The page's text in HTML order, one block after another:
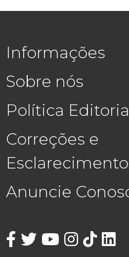
Informações
Sobre nós
Política
Correções e
Anuncie